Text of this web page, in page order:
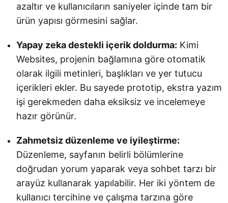
azaltır ve kullanıcıların saniyeler içinde tam bir
ürün yapısı görmesini sağlar.
Yapay zeka destekli içerik doldurma: Kimi
Websites, projenin bağlamına göre otomatik
olarak ilgili metinleri, başlıkları ve yer tutucu
içerikleri ekler. Bu sayede prototip, ekstra yazım
işi gerekmeden daha eksiksiz ve incelemeye
hazır görünür.
Zahmetsiz düzenleme ve iyileştirme:
Düzenleme, sayfanın belirli bölümlerine
doğrudan yorum yaparak veya sohbet tarzı bir
arayüz kullanarak yapılabilir. Her iki yöntem de
kullanıcı tercihine ve çalışma tarzına göre